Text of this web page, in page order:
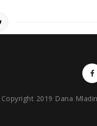
Copyright 2019 Dana